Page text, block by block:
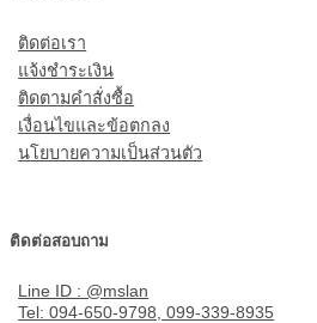
ติดต่อเรา
แจ้งชำระเงิน
ติดตามคำสั่งซื้อ
เงื่อนไขและข้อตกลง
นโยบายความเป็นส่วนตัว
ติดต่อสอบถาม
Line ID : @mslan
Tel: 094-650-9798, 099-339-8935